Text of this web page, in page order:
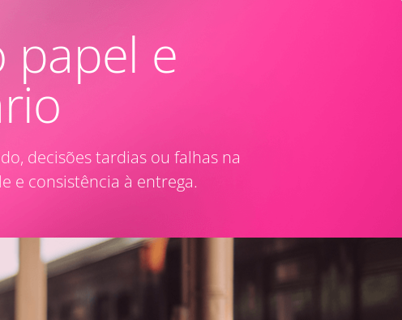
papel e
decisões tardias ou falhas na
e consistência à entrega.